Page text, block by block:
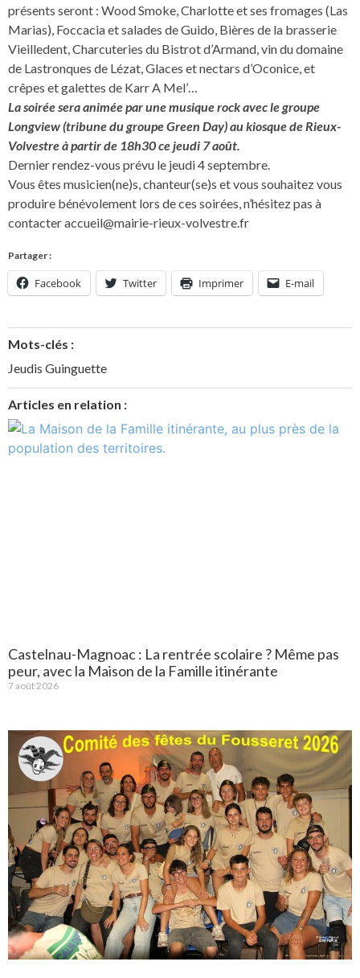
présents seront : Wood Smoke, Charlotte et ses fromages (Las
Marias), Foccacia et salades de Guido, Bières de la brasserie
Vieilledent, Charcuteries du Bistrot d’Armand, vin du domaine
de Lastronques de Lézat, Glaces et nectars d’Oconice, et
crêpes et galettes de Karr A Mel’…
La soirée sera animée par une musique rock avec le groupe
Longview (tribune du groupe Green Day) au kiosque de Rieux-
Volvestre à partir de 18h30 ce jeudi 7 août.
Dernier rendez-vous prévu le jeudi 4 septembre.
Vous êtes musicien(ne)s, chanteur(se)s et vous souhaitez vous
produire bénévolement lors de ces soirées, n’hésitez pas à
contacteraccueil@mairie-rieux-volvestre.fr
Partager :
Facebook Twitter Imprimer E-mail
Mots-clés :
Jeudis Guinguette
Articles en relation :
Castelnau-Magnoac : La rentrée scolaire ? Même pas
peur, avec la Maison de la Famille itinérante
7 août 2026